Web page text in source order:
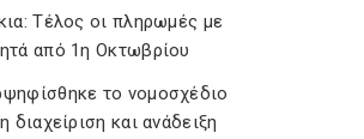
Τέλος οι πληρωμές με
από 1η Οκτωβρίου
το νομοσχέδιο
διαχείριση και ανάδειξη